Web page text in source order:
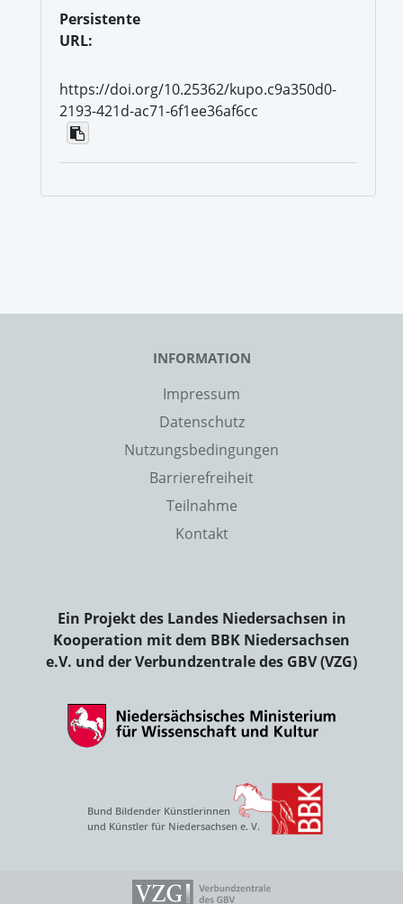
Persistente
URL:
https://doi.org/10.25362/kupo.c9a350d0-
2193-421d-ac71-6f1ee36af6cc
INFORMATION
Impressum
Datenschutz
Nutzungsbedingungen
Barrierefreiheit
Teilnahme
Kontakt
Ein Projekt des Landes Niedersachsen in
Kooperation mit dem BBK Niedersachsen
e.V. und der Verbundzentrale des GBV (VZG)
Bund Bildender Künstlerinnen
und Künstler für Niedersachsen e. V.